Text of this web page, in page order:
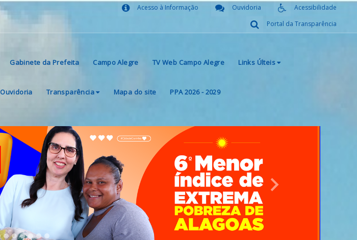
Acessibilidade
Ouvidoria
Acesso à Informação
Portal da Transparência
Gabinete da Prefeita Campo Alegre TV Web Campo Alegre Links Últeis
Ouvidoria Transparência Mapa do site PPA 2026 - 2029
Next